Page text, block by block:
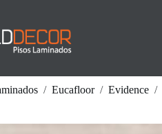
/ Eucafloor / Evidence /